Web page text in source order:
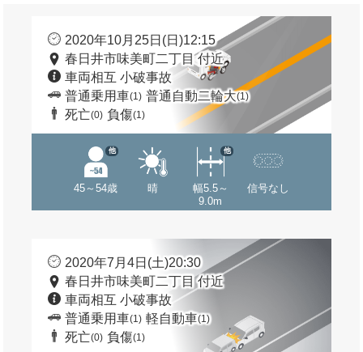
2020年10月25日(日)12:15
春日井市味美町二丁目 付近
車両相互 小破事故
普通乗用車(1) 普通自動二輪大(1)
死亡(0) 負傷(1)
45～54歳
他
晴
幅5.5～
9.0m
他
信号なし
2020年7月4日(土)20:30
春日井市味美町二丁目 付近
車両相互 小破事故
普通乗用車(1) 軽自動車(1)
死亡(0) 負傷(1)